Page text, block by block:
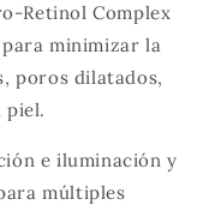
Retinol Complex
minimizar la
poros dilatados,
piel.
e iluminación y
múltiples